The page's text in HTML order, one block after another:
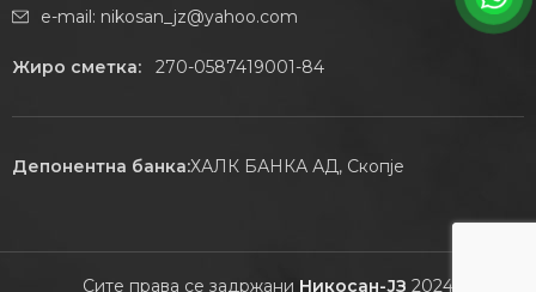
e-mail: nikosan_jz@yahoo.com
Жиро сметка:270-0587419001-84
Депонентна банка:ХАЛК БАНКА АД, Скопје
Сите права се задржани Никосан-ЈЗ 2024